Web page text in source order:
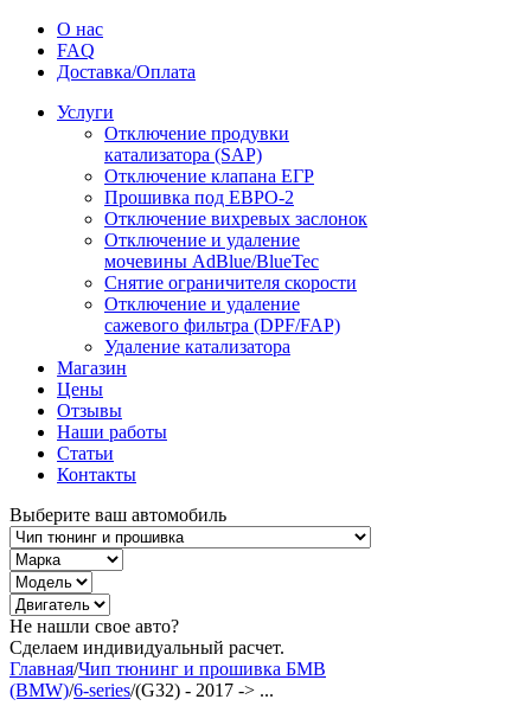
О нас
FAQ
Доставка/Оплата
Услуги
Отключение продувки
катализатора (SAP)
Отключение клапана ЕГР
Прошивка под ЕВРО-2
Отключение вихревых заслонок
Отключение и удаление
мочевины AdBlue/BlueTec
Снятие ограничителя скорости
Отключение и удаление
сажевого фильтра (DPF/FAP)
Удаление катализатора
Магазин
Цены
Отзывы
Наши работы
Статьи
Контакты
Выберите ваш автомобиль
Не нашли свое авто?
Сделаем индивидуальный расчет.
Главная/Чип тюнинг и прошивка БМВ
(BMW)/6-series/(G32) - 2017 -> ...